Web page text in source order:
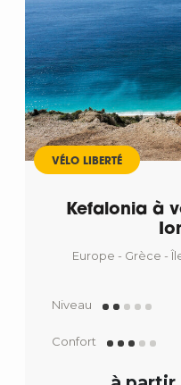
VÉLO LIBERTÉ
Kefalonia à
Europe - Grèce -
Niveau
Confort